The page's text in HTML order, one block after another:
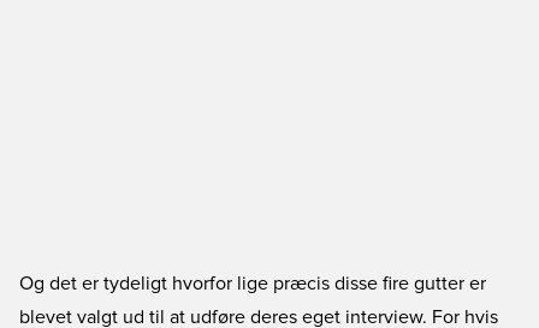
Og det er tydeligt hvorfor lige præcis disse fire gutter er
blevet valgt ud til at udføre deres eget interview. For hvis